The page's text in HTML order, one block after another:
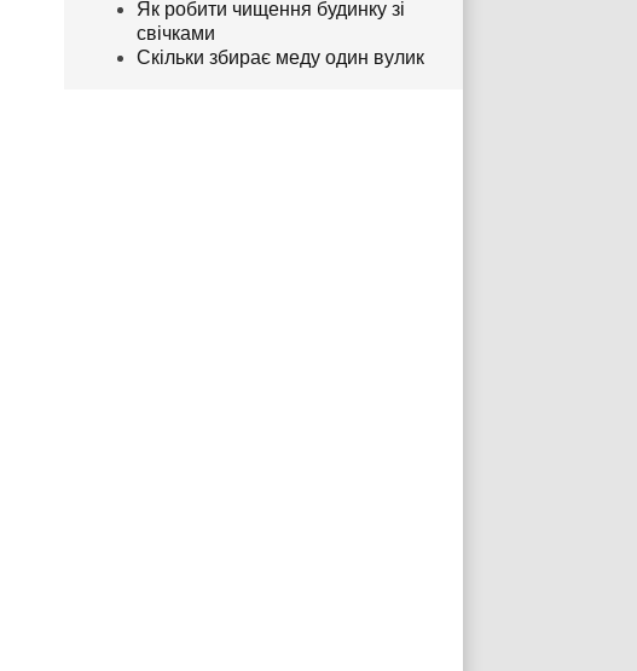
Як робити чищення будинку зі
свічками
Скільки збирає меду один вулик